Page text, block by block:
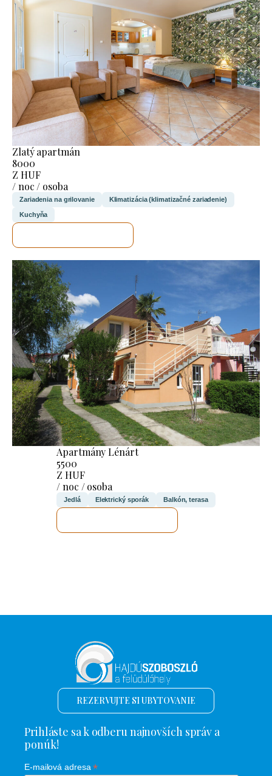
Zlatý apartmán
8000
Z HUF
/ noc / osoba
Zariadenia na grilovanie Klimatizácia (klimatizačné zariadenie)
Kuchyňa
Apartmány Lénárt
5500
Z HUF
/ noc / osoba
Jedlá Elektrický sporák Balkón, terasa
REZERVUJTE SI UBYTOVANIE
Prihláste sa k odberu najnovších správ a
ponúk!
E-mailová adresa*